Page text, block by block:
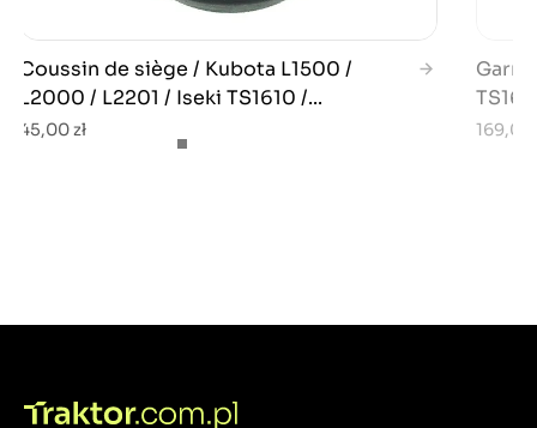
Coussin de siège / Kubota L1500 /
L2000 / L2201 / Iseki TS1610 /...
45,00 zł 169,00